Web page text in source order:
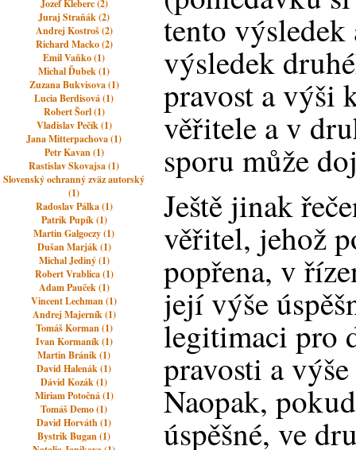
Jozef Kleberc (2)
Juraj Straňák (2)
Andrej Kostroš (2)
Richard Macko (2)
Emil Vaňko (1)
Michal Ďubek (1)
Zuzana Bukvisova (1)
Lucia Berdisová (1)
Robert Šorl (1)
Vladislav Pečík (1)
Jana Mitterpachova (1)
Petr Kavan (1)
Rastislav Skovajsa (1)
Slovenský ochranný zväz autorský
(1)
Radoslav Pálka (1)
Patrik Pupík (1)
Martin Galgoczy (1)
Dušan Marják (1)
Michal Jediný (1)
Robert Vrablica (1)
Adam Pauček (1)
Vincent Lechman (1)
Andrej Majerník (1)
Tomáš Korman (1)
Ivan Kormaník (1)
Martin Bránik (1)
David Halenák (1)
Dávid Kozák (1)
Miriam Potočná (1)
Tomáš Demo (1)
David Horváth (1)
Bystrik Bugan (1)
tento
výsledek
pravost a výši
věřitele a v
sporu může
Ještě jinak
věřitel, jehož
popřena, v
její výše
legitimaci pro
pravosti a
Naopak,
úspěšné, ve